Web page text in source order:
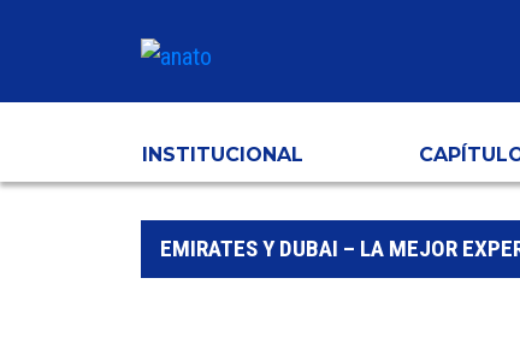
INSTITUCIONAL
EMIRATES Y DUBAI – LA MEJOR